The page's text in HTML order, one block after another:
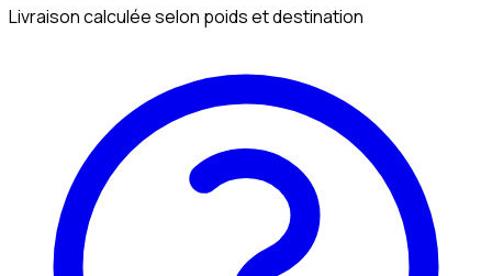
Livraison calculée selon poids et destination